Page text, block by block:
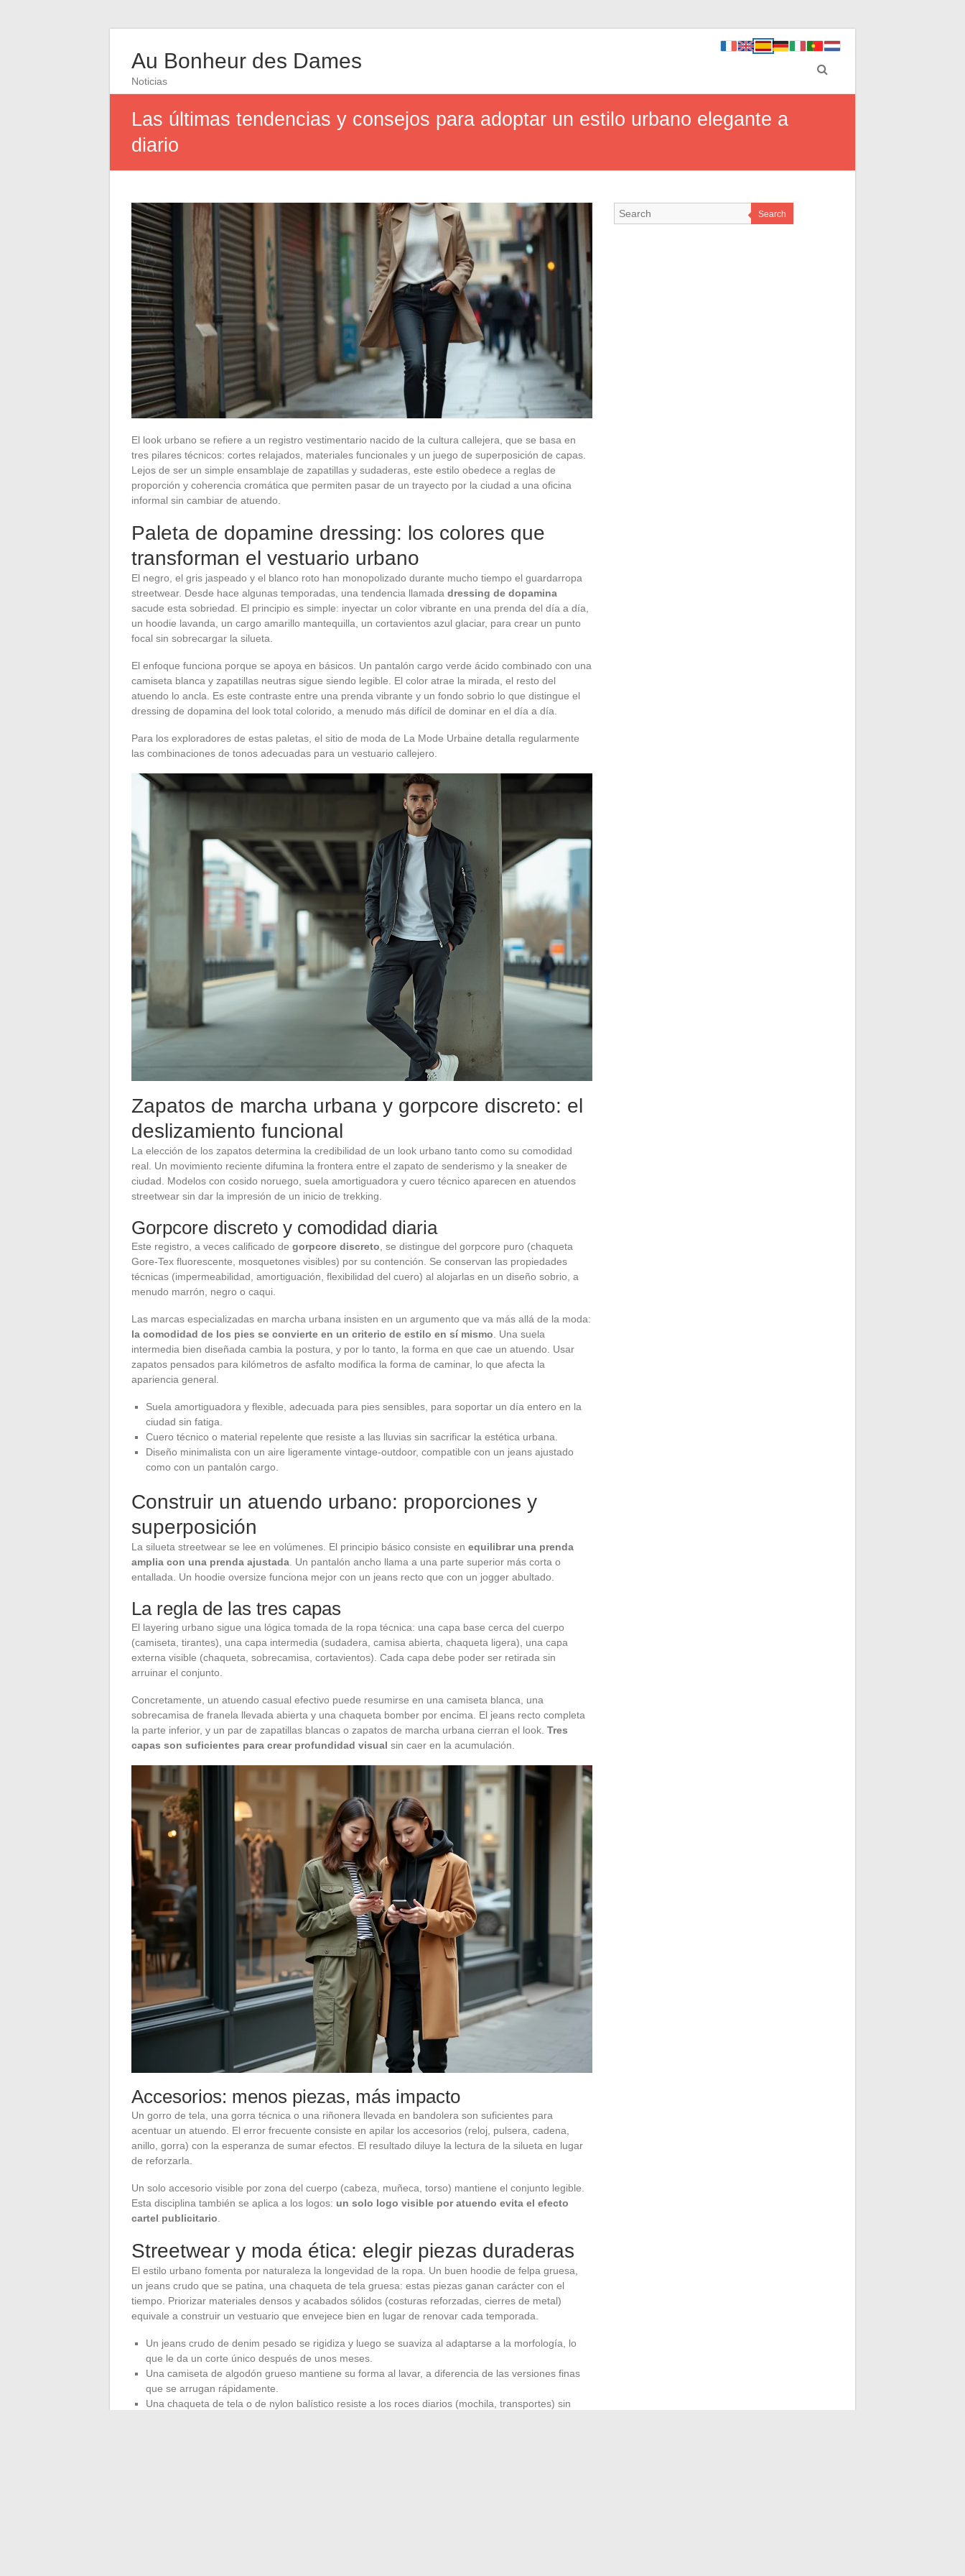
Au Bonheur des Dames
Noticias
Las últimas tendencias y consejos para adoptar un estilo urbano elegante a
diario
El look urbano se refiere a un registro vestimentario nacido de la cultura callejera, que se basa en
tres pilares técnicos: cortes relajados, materiales funcionales y un juego de superposición de capas.
Lejos de ser un simple ensamblaje de zapatillas y sudaderas, este estilo obedece a reglas de
proporción y coherencia cromática que permiten pasar de un trayecto por la ciudad a una oficina
informal sin cambiar de atuendo.
Paleta de dopamine dressing: los colores que
transforman el vestuario urbano
El negro, el gris jaspeado y el blanco roto han monopolizado durante mucho tiempo el guardarropa
streetwear. Desde hace algunas temporadas, una tendencia llamada dressing de dopamina
sacude esta sobriedad. El principio es simple: inyectar un color vibrante en una prenda del día a día,
un hoodie lavanda, un cargo amarillo mantequilla, un cortavientos azul glaciar, para crear un punto
focal sin sobrecargar la silueta.
El enfoque funciona porque se apoya en básicos. Un pantalón cargo verde ácido combinado con una
camiseta blanca y zapatillas neutras sigue siendo legible. El color atrae la mirada, el resto del
atuendo lo ancla. Es este contraste entre una prenda vibrante y un fondo sobrio lo que distingue el
dressing de dopamina del look total colorido, a menudo más difícil de dominar en el día a día.
Para los exploradores de estas paletas, el sitio de moda de La Mode Urbaine detalla regularmente
las combinaciones de tonos adecuadas para un vestuario callejero.
Zapatos de marcha urbana y gorpcore discreto: el
deslizamiento funcional
La elección de los zapatos determina la credibilidad de un look urbano tanto como su comodidad
real. Un movimiento reciente difumina la frontera entre el zapato de senderismo y la sneaker de
ciudad. Modelos con cosido noruego, suela amortiguadora y cuero técnico aparecen en atuendos
streetwear sin dar la impresión de un inicio de trekking.
Gorpcore discreto y comodidad diaria
Este registro, a veces calificado de gorpcore discreto , se distingue del gorpcore puro (chaqueta
Gore-Tex fluorescente, mosquetones visibles) por su contención. Se conservan las propiedades
técnicas (impermeabilidad, amortiguación, flexibilidad del cuero) al alojarlas en un diseño sobrio, a
menudo marrón, negro o caqui.
Las marcas especializadas en marcha urbana insisten en un argumento que va más allá de la moda:
la comodidad de los pies se convierte en un criterio de estilo en sí mismo . Una suela
intermedia bien diseñada cambia la postura, y por lo tanto, la forma en que cae un atuendo. Usar
zapatos pensados para kilómetros de asfalto modifica la forma de caminar, lo que afecta la
apariencia general.
Suela amortiguadora y flexible, adecuada para pies sensibles, para soportar un día entero en la
ciudad sin fatiga.
Cuero técnico o material repelente que resiste a las lluvias sin sacrificar la estética urbana.
Diseño minimalista con un aire ligeramente vintage-outdoor, compatible con un jeans ajustado
como con un pantalón cargo.
Construir un atuendo urbano: proporciones y
superposición
La silueta streetwear se lee en volúmenes. El principio básico consiste en equilibrar una prenda
amplia con una prenda ajustada . Un pantalón ancho llama a una parte superior más corta o
entallada. Un hoodie oversize funciona mejor con un jeans recto que con un jogger abultado.
La regla de las tres capas
El layering urbano sigue una lógica tomada de la ropa técnica: una capa base cerca del cuerpo
(camiseta, tirantes), una capa intermedia (sudadera, camisa abierta, chaqueta ligera), una capa
externa visible (chaqueta, sobrecamisa, cortavientos). Cada capa debe poder ser retirada sin
arruinar el conjunto.
Concretamente, un atuendo casual efectivo puede resumirse en una camiseta blanca, una
sobrecamisa de franela llevada abierta y una chaqueta bomber por encima. El jeans recto completa
la parte inferior, y un par de zapatillas blancas o zapatos de marcha urbana cierran el look. Tres
capas son suficientes para crear profundidad visual sin caer en la acumulación.
Accesorios: menos piezas, más impacto
Un gorro de tela, una gorra técnica o una riñonera llevada en bandolera son suficientes para
acentuar un atuendo. El error frecuente consiste en apilar los accesorios (reloj, pulsera, cadena,
anillo, gorra) con la esperanza de sumar efectos. El resultado diluye la lectura de la silueta en lugar
de reforzarla.
Un solo accesorio visible por zona del cuerpo (cabeza, muñeca, torso) mantiene el conjunto legible.
Esta disciplina también se aplica a los logos: un solo logo visible por atuendo evita el efecto
cartel publicitario
Streetwear y moda ética: elegir piezas duraderas
El estilo urbano fomenta por naturaleza la longevidad de la ropa. Un buen hoodie de felpa gruesa,
un jeans crudo que se patina, una chaqueta de tela gruesa: estas piezas ganan carácter con el
tiempo. Priorizar materiales densos y acabados sólidos (costuras reforzadas, cierres de metal)
equivale a construir un vestuario que envejece bien en lugar de renovar cada temporada.
Un jeans crudo de denim pesado se rigidiza y luego se suaviza al adaptarse a la morfología, lo
que le da un corte único después de unos meses.
Una camiseta de algodón grueso mantiene su forma al lavar, a diferencia de las versiones finas
que se arrugan rápidamente.
Una chaqueta de tela o de nylon balístico resiste a los roces diarios (mochila, transportes) sin
Search